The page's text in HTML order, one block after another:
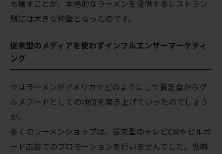
ち壊すことが、本格的なラーメンを提供するレストラン
側には大きな障壁となったのです。
従来型のメディアを使わずインフルエンサーマーケティ
ング
ではラーメンがアメリカでどのようにして貧乏食からグ
ルメフードとしての地位を築き上げていったのでしょう
か。
多くのラーメンショップは、従来型のテレビCMやビルボ
ード広告でのプロモーションを行いませんでした。当時